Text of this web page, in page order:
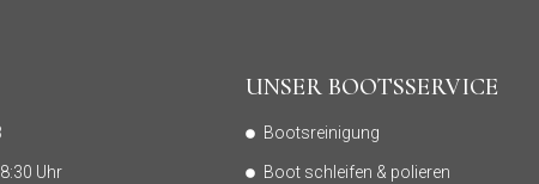
Uhr
UNSER BOOTSSERVICE
Bootsreinigung
Boot schleifen & polieren